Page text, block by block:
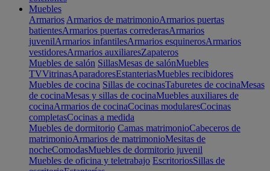
Muebles
Armarios Armarios de matrimonioArmarios puertas
batientesArmarios puertas correderasArmarios
juvenilArmarios infantilesArmarios esquinerosArmarios
vestidoresArmarios auxiliaresZapateros
Muebles de salón SillasMesas de salónMuebles
TVVitrinasAparadoresEstanteriasMuebles recibidores
Muebles de cocina Sillas de cocinasTaburetes de cocinaMesas
de cocinaMesas y sillas de cocinaMuebles auxiliares de
cocinaArmarios de cocinaCocinas modularesCocinas
completasCocinas a medida
Muebles de dormitorio Camas matrimonioCabeceros de
matrimonioArmarios de matrimonioMesitas de
nocheComodasMuebles de dormitorio juvenil
Muebles de oficina y teletrabajo EscritoriosSillas de